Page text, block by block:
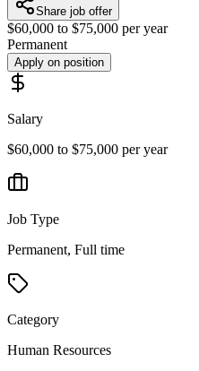
Share job offer
$60,000 to $75,000 per year
Permanent
Apply on position
Salary
$60,000 to $75,000 per year
Job Type
Permanent, Full time
Category
Human Resources